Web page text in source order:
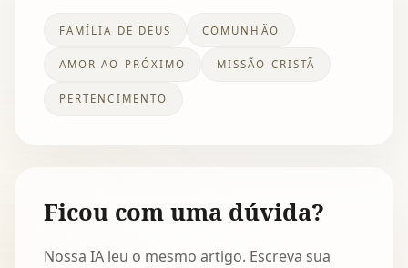
FAMÍLIA DE DEUS COMUNHÃO
AMOR AO PRÓXIMO MISSÃO CRISTÃ
PERTENCIMENTO
Ficou com uma dúvida?
Nossa IA leu o mesmo artigo. Escreva sua